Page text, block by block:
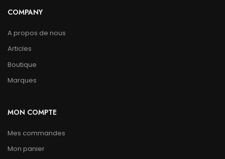
COMPANY
A propos de nous
Articles
Boutique
Marques
MON COMPTE
Mes commandes
Mon panier